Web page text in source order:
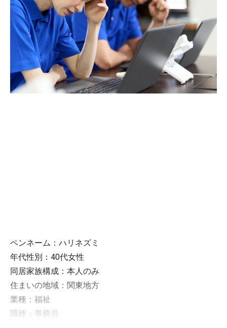
ペンネーム：ハリネズミ
年代性別：40代女性
同居家族構成：本人のみ
住まいの地域：関東地方
業種：福祉
職種：事務員